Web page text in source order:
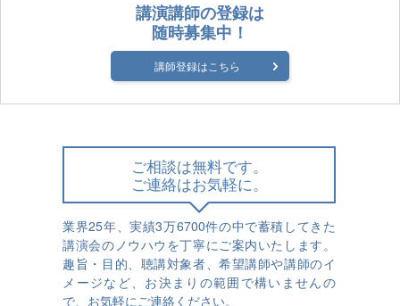
講演講師の登録は
随時募集中！
講師登録はこちら
ご相談は無料です。
ご連絡はお気軽に。
業界25年、実績3万6700件の中で蓄積してきた
講演会のノウハウを丁寧にご案内いたします。
趣旨・目的、聴講対象者、希望講師や講師のイ
メージなど、お決まりの範囲で構いませんの
で、お気軽にご連絡ください。